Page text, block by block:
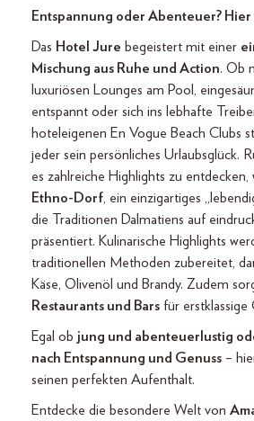
Entspannung oder Abenteuer?
Das Hotel Jure begeistert mit einer
Mischung aus Ruhe und Action. Ob
luxuriösen Lounges am Pool,
entspannt oder sich ins lebhafte
hoteleigenen En Vogue Beach Clubs
jeder sein persönliches Urlaubsglück.
es zahlreiche Highlights zu entdecken,
Ethno-Dorf , ein einzigartiges
die Traditionen Dalmatiens auf
präsentiert. Kulinarische Highlights
traditionellen Methoden zubereitet,
Käse, Olivenöl und Brandy. Zudem
Restaurants und Bars für erstklassige
Egal ob jung und abenteuerlustig
nach Entspannung und Genuss –
seinen perfekten Aufenthalt.
Entdecke die besondere Welt von